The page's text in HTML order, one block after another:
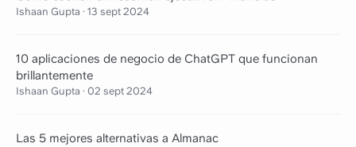
Ishaan Gupta · 13 sept 2024
10 aplicaciones de negocio de ChatGPT que funcionan
brillantemente
Ishaan Gupta · 02 sept 2024
Las 5 mejores alternativas a Almanac